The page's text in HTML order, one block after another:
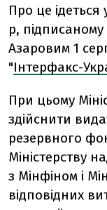
Про це
р,
Азаровим 1
"Інтерфакс-
При цьому
здійснити
резервного
Міністерству
з Мінфіном і
відповідних